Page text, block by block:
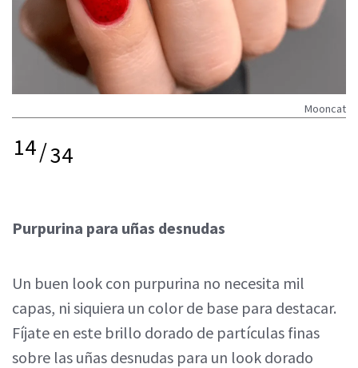
Mooncat
14/34
Purpurina para uñas desnudas
Un buen look con purpurina no necesita mil
capas, ni siquiera un color de base para destacar.
Fíjate en este brillo dorado de partículas finas
sobre las uñas desnudas para un look dorado